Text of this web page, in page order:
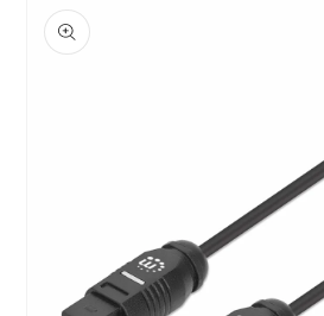
a la
información